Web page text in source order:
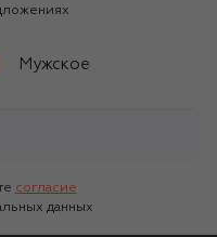
Мужское
согласие
данных